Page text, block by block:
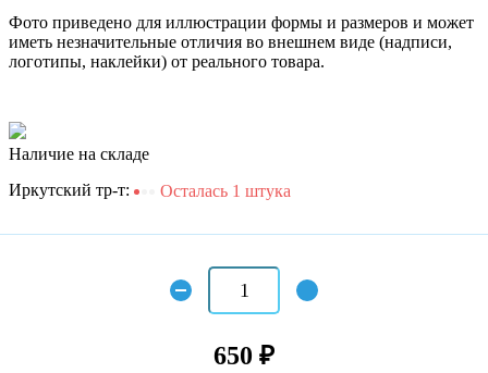
Фото приведено для иллюстрации формы и размеров и может
иметь незначительные отличия во внешнем виде (надписи,
логотипы, наклейки) от реального товара.
Наличие на складе
Иркутский тр-т:
Осталась 1 штука
650 ₽